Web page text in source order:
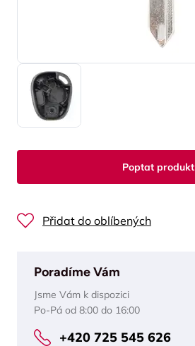
Poptat produkt
Přidat do oblíbených
Poradíme Vám
Jsme Vám k dispozici
Po-Pá od 8:00 do 16:00
+420 725 545 626